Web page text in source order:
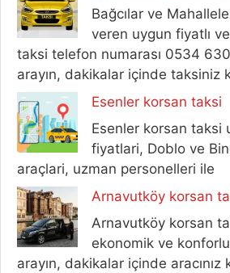
Bağcılar ve
veren uygun fiyatlı
taksi telefon numarası 0534
arayın, dakikalar içinde taksiniz
Esenler korsan taksi
Esenler korsan taksi
fiyatlari, Doblo ve
araçlari, uzman personelleri ile
Arnavutköy korsan
Arnavutköy korsan
ekonomik ve
arayın, dakikalar içinde aracınız